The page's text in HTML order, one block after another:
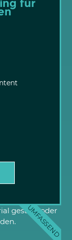
für
UMFASSEND
gestellt oder